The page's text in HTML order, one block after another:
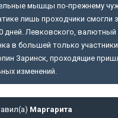
мышцы по-прежнему
лишь проходчики смогли
дней. Левковского,
в большей только
Заринск , проходящие
изменений.
Маргарита